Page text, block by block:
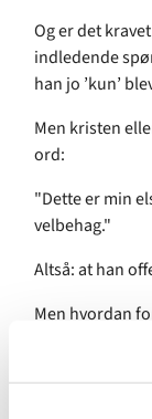
Og er det
indledende
han jo ’kun’
Men kristen
ord:
"Dette er min
velbehag."
Altså: at han
Men hvordan
Ja, i